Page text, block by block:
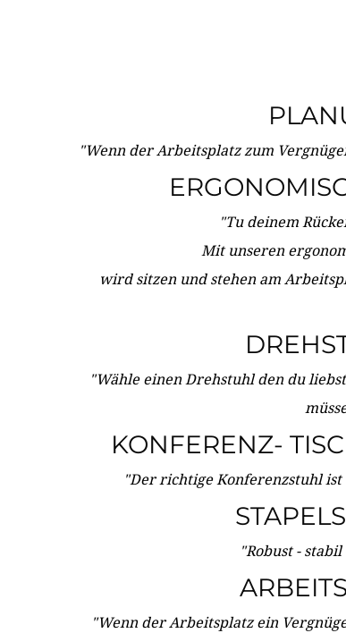
"Wenn der Arbeitsplatz zum
"Tu deinem
Mit unseren
wird sitzen und stehen am
"Wähle einen Drehstuhl den du
KONFERENZ-
"Der richtige Konferenzstuhl
"Robust -
"Wenn der Arbeitsplatz ein